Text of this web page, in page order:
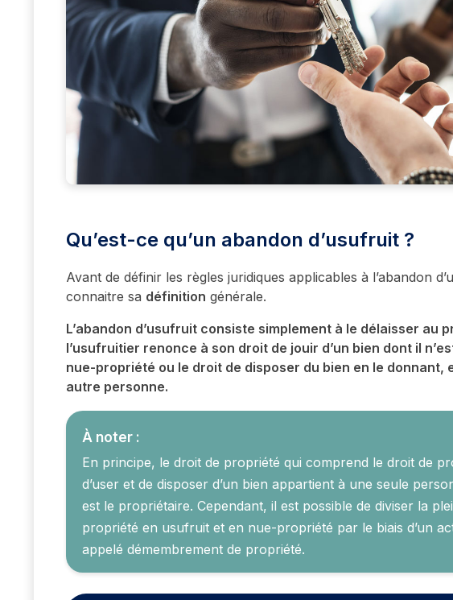
Qu’est-ce qu’un abandon d’usufruit ?
Avant de définir les règles juridiques applicables à l’abandon
connaitre sa définition générale.
L’abandon d’usufruit consiste simplement à le délaisser au
l’usufruitier renonce à son droit de jouir d’un bien dont il
nue-propriété ou le droit de disposer du bien en le
autre personne.
À noter :
En principe, le droit de propriété qui comprend le droit de
d’user et de disposer d’un bien appartient à une seule
est le propriétaire. Cependant, il est possible de diviser la
propriété en usufruit et en nue-propriété par le biais d’un
appelé démembrement de propriété.